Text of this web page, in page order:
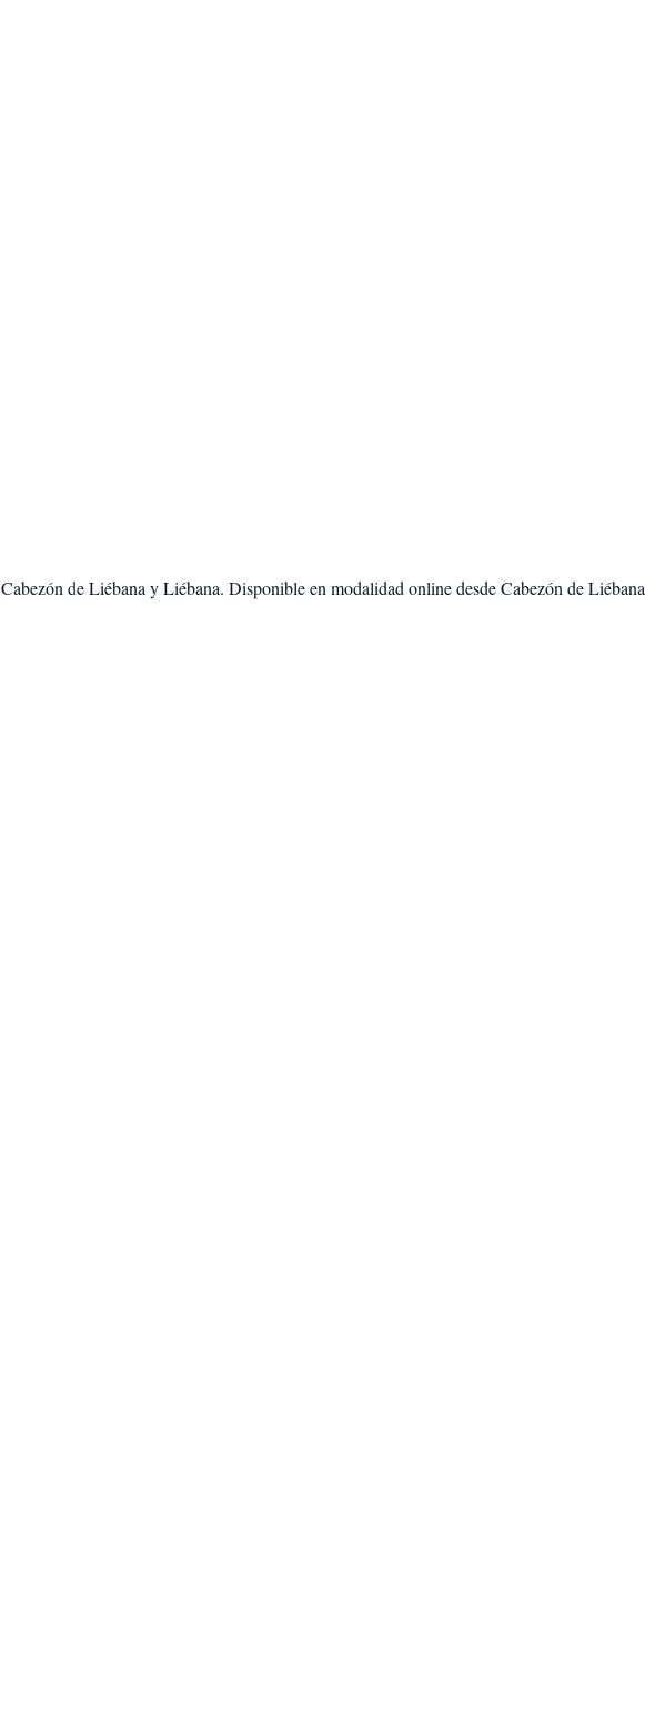
Cabezón de Liébana yLiébana. Disponible en modalidad online desde Cabezón de Liébana